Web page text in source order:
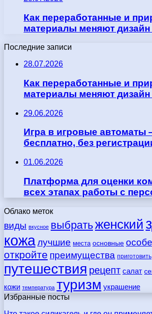
Как переработанные и
материалы меняют дизайн
Последние записи
28.07.2026
Как переработанные и
материалы меняют дизайн
29.06.2026
Игра в игровые автоматы
бесплатно, без
01.06.2026
Платформа для оценки
всех этапах работы с
Облако меток
виды вкусное выбратьженский
кожа лучшие места основные
откройте преимущества приготовить
путешествия рецепт салат
кожи температура туризм украшение
Избранные посты